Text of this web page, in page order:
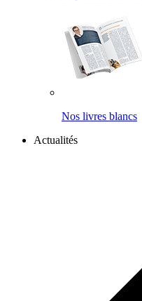
Nos livres blancs
Actualités